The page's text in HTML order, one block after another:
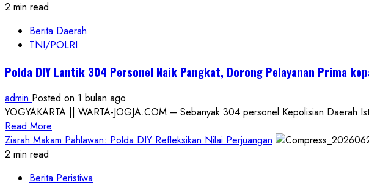
BIMWIN
Mandiri
Penyuluh
KUA
Sewon
Gandeng
Mahasiswa
UGM
2 min read
Berita Daerah
TNI/POLRI
Polda DIY Lantik 304 Personel Naik Pangkat, Dorong Pelayanan Prima
admin Posted on 1 bulan ago
YOGYAKARTA || WARTA-JOGJA.COM – Sebanyak 304 personel Kepolisian Daerah
Read More
more
DIY
Ziarah Makam Pahlawan: Polda DIY Refleksikan Nilai Perjuangan
2 min read
Berita Peristiwa